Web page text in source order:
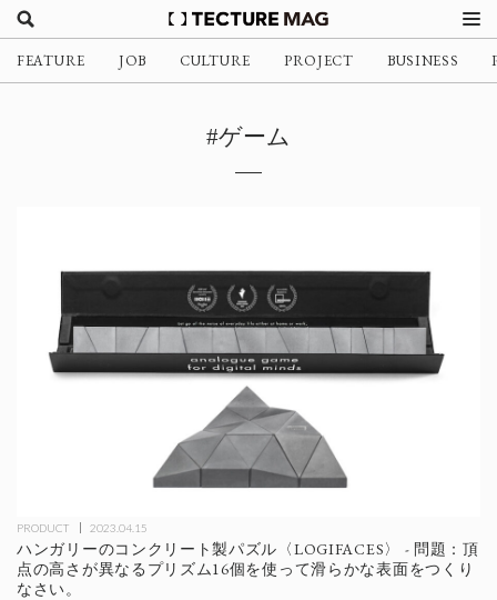
FEATURE JOB CULTURE PROJECT BUSINESS
#ゲーム
PRODUCT 2023.04.15
ハンガリーのコンクリート製パズル〈LOGIFACES〉 - 問題：頂
点の高さが異なるプリズム16個を使って滑らかな表面をつくり
なさい。